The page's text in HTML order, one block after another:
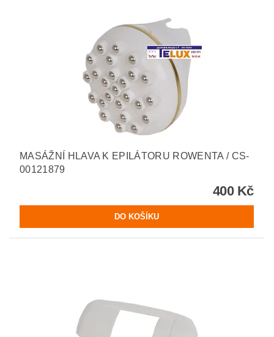
MASÁŽNÍ HLAVA K EPILÁTORU ROWENTA / CS-
00121879
400 Kč